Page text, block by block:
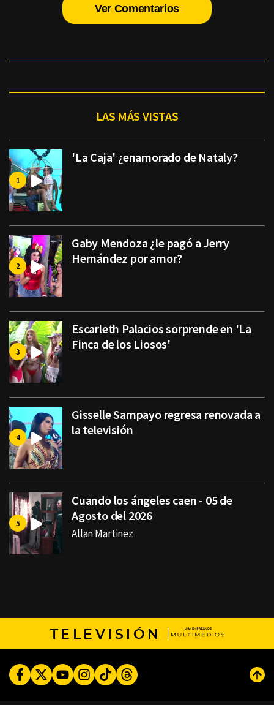
Ver Comentarios
LAS MÁS VISTAS
'La Caja' ¿enamorado de Nataly?
Gaby Mendoza ¿le pagó a Jerry
Hernández por amor?
Escarleth Palacios sorprende en 'La
Finca de los Liosos'
Gisselle Sampayo regresa renovada a
la televisión
Cuando los ángeles caen - 05 de
Agosto del 2026
Allan Martinez
TELEVISIÓN
FacebookTwitterYoutubeInstagram
TikTokThreads